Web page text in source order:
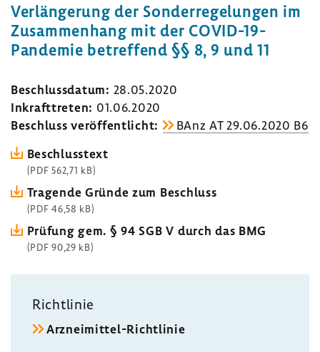
Verlän­ge­rung der Sonder­re­ge­lungen im
Zusam­men­hang mit der COVID-​19-
Pandemie betref­fend §§ 8, 9 und 11
Beschluss­datum: 28.05.2020
Inkraft­treten: 01.06.2020
Beschluss veröf­fent­licht:
BAnz AT 29.06.2020 B6
Beschluss­text
(PDF 562,71 kB)
Tragende Gründe zum Beschluss
(PDF 46,58 kB)
Prüfung gem. § 94 SGB V durch das BMG
(PDF 90,29 kB)
Richt­linie
Arzneimittel-​Richtlinie